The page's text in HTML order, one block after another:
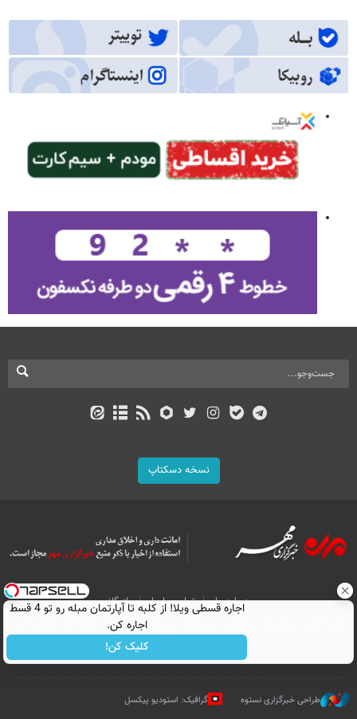
نسخه دسکتاپ
درباره ما تماس با ما
بازرگانی
All Content by Mehr News Agency is licensed under a Creative Commons
Attribution 4.0 International License.
طراحی خبرگزاری نستوه گرافیک: استودیو پیکسل
اجاره‌ قسطی ویلا! از کلبه تا آپارتمان مبله رو تو 4 قسط
اجاره کن.
کلیک کن!